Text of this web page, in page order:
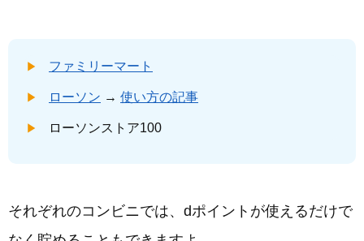
ファミリーマート
ローソン → 使い方の記事
ローソンストア100
それぞれのコンビニでは、dポイントが使えるだけで